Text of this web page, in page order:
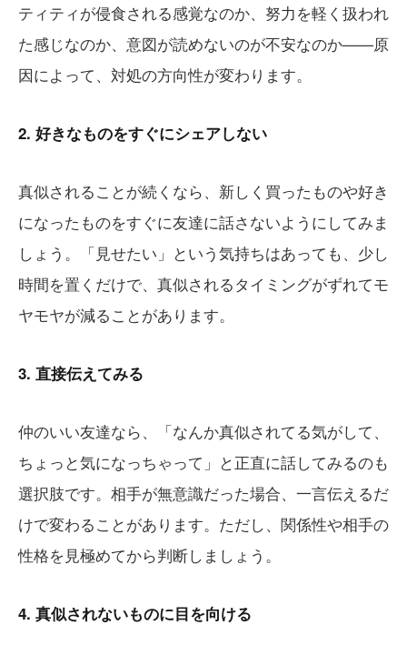
ティティが侵食される感覚なのか、努力を軽く扱われ
た感じなのか、意図が読めないのが不安なのか——原
因によって、対処の方向性が変わります。
2. 好きなものをすぐにシェアしない
真似されることが続くなら、新しく買ったものや好き
になったものをすぐに友達に話さないようにしてみま
しょう。「見せたい」という気持ちはあっても、少し
時間を置くだけで、真似されるタイミングがずれてモ
ヤモヤが減ることがあります。
3. 直接伝えてみる
仲のいい友達なら、「なんか真似されてる気がして、
ちょっと気になっちゃって」と正直に話してみるのも
選択肢です。相手が無意識だった場合、一言伝えるだ
けで変わることがあります。ただし、関係性や相手の
性格を見極めてから判断しましょう。
4. 真似されないものに目を向ける